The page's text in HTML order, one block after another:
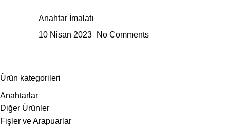
Anahtar İmalatı
10 Nisan 2023
No Comments
Ürün kategorileri
Anahtarlar
Diğer Ürünler
Fişler ve Arapuarlar